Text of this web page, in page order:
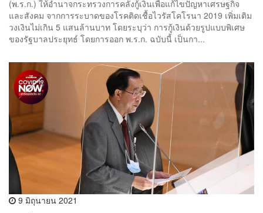
(พ.ร.ก.) ให้อำนาจกระทรวงการคลังกู้เงินเพื่อแก้ไขปัญหาเศรษฐกิจ
และสังคม จากการระบาดของโรคติดเชื้อไวรัสโคโรนา 2019 เพิ่มเติม
วงเงินไม่เกิน 5 แสนล้านบาท โดยระบุว่า การกู้เงินด้วยรูปแบบพิเศษ
ของรัฐบาลประยุทธ์ โดยการออก พ.ร.ก. ฉบับนี้ เป็นกา...
9 มิถุนายน 2021